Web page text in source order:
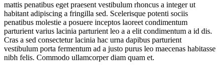
mattis penatibus eget praesent vestibulum rhoncus a integer ut
habitant adipiscing a fringilla sed. Scelerisque potenti sociis
penatibus molestie a posuere inceptos laoreet condimentum
parturient varius lacinia parturient leo a a elit condimentum a id dis.
Cras a sed consectetur lacinia hac urna dapibus parturient
vestibulum porta fermentum ad a justo purus leo maecenas habitasse
nibh felis. Commodo ullamcorper diam quam et.